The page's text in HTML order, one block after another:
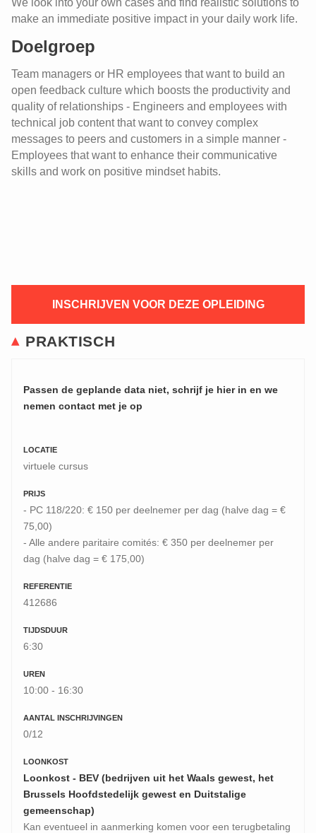
We look into your own cases and find realistic solutions to
make an immediate positive impact in your daily work life.
Doelgroep
Team managers or HR employees that want to build an
open feedback culture which boosts the productivity and
quality of relationships - Engineers and employees with
technical job content that want to convey complex
messages to peers and customers in a simple manner -
Employees that want to enhance their communicative
skills and work on positive mindset habits.
INSCHRIJVEN VOOR DEZE OPLEIDING
PRAKTISCH
Passen de geplande data niet, schrijf je hier in en we
nemen contact met je op
LOCATIE
virtuele cursus
PRIJS
- PC 118/220: € 150 per deelnemer per dag (halve dag = €
75,00)
- Alle andere paritaire comités: € 350 per deelnemer per
dag (halve dag = € 175,00)
REFERENTIE
412686
TIJDSDUUR
6:30
UREN
10:00 - 16:30
AANTAL INSCHRIJVINGEN
0/12
LOONKOST
Loonkost - BEV (bedrijven uit het Waals gewest, het
Brussels Hoofdstedelijk gewest en Duitstalige
gemeenschap)
Kan eventueel in aanmerking komen voor een terugbetaling